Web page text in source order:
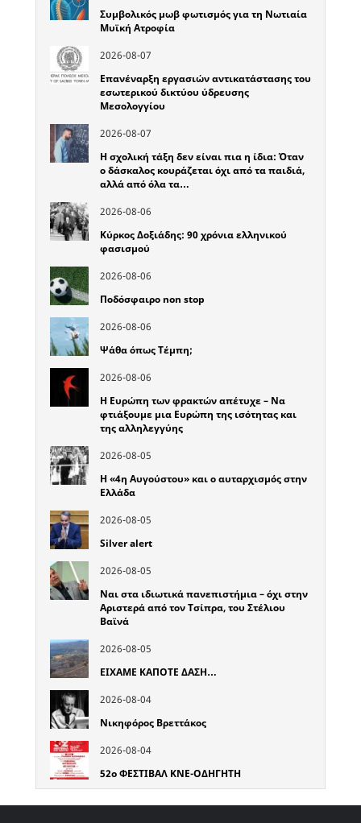
Συμβολικός μωβ φωτισμός για τη Νωτιαία
Μυϊκή Ατροφία
2026-08-07
Επανέναρξη εργασιών αντικατάστασης του
εσωτερικού δικτύου ύδρευσης
Μεσολογγίου
2026-08-07
Η σχολική τάξη δεν είναι πια η ίδια: Όταν
ο δάσκαλος κουράζεται όχι από τα παιδιά,
αλλά από όλα τα…
2026-08-06
Κύρκος Δοξιάδης: 90 χρόνια ελληνικού
φασισμού
2026-08-06
Ποδόσφαιρο non stop
2026-08-06
Ψάθα όπως Τέμπη;
2026-08-06
Η Ευρώπη των φρακτών απέτυχε – Να
φτιάξουμε μια Ευρώπη της ισότητας και
της αλληλεγγύης
2026-08-05
Η «4η Αυγούστου» και ο αυταρχισμός στην
Ελλάδα
2026-08-05
Silver alert
2026-08-05
Ναι στα ιδιωτικά πανεπιστήμια – όχι στην
Αριστερά από τον Τσίπρα, του Στέλιου
Βαϊνά
2026-08-05
ΕΙΧΑΜΕ ΚΑΠΟΤΕ ΔΑΣΗ…
2026-08-04
Νικηφόρος Βρεττάκος
2026-08-04
52o ΦΕΣΤΙΒΑΛ ΚΝΕ-ΟΔΗΓΗΤΗ